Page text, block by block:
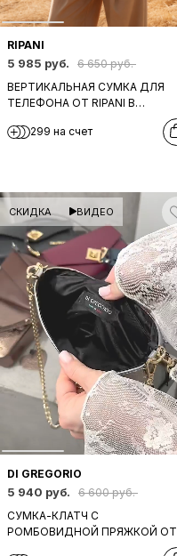
RIPANI
5 985 руб.
6 650 руб.
ВЕРТИКАЛЬНАЯ СУМКА ДЛЯ
ТЕЛЕФОНА ОТ RIPANI В
299 на счет
СКИДКА ВИДЕО
DI GREGORIO
5 940 руб.
6 600 руб.
СУМКА-КЛАТЧ С
РОМБОВИДНОЙ ПРЯЖКОЙ ОТ